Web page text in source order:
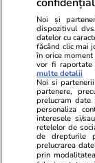
Vacanțe și
Gestul
proprietarii
Adriatică
Noi și
dispozitivul
datelor cu
făcând clic mai
în orice
vor fi
multe detalii
Noi si
partenere,
prelucram
personaliza
interesele si/
retelelor de
de drepturile
prelucrarea
prin